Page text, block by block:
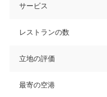
サービス
レストランの数
立地の評価
最寄の空港